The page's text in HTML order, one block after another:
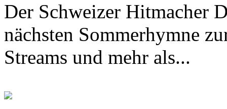
Der Schweizer Hitmacher
nächsten Sommerhymne
Streams und mehr als...